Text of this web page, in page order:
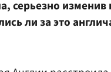
серьезно изменив
ли за это